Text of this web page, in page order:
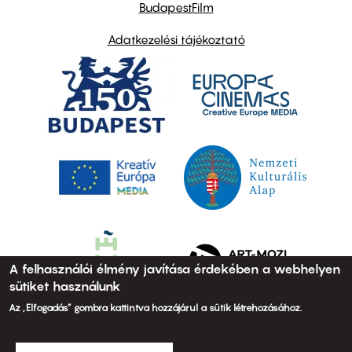
BudapestFilm
Adatkezelési tájékoztató
A felhasználói élmény javítása érdekében a webhelyen
sütiket használunk
Az „Elfogadás” gombra kattintva hozzájárul a sütik létrehozásához.